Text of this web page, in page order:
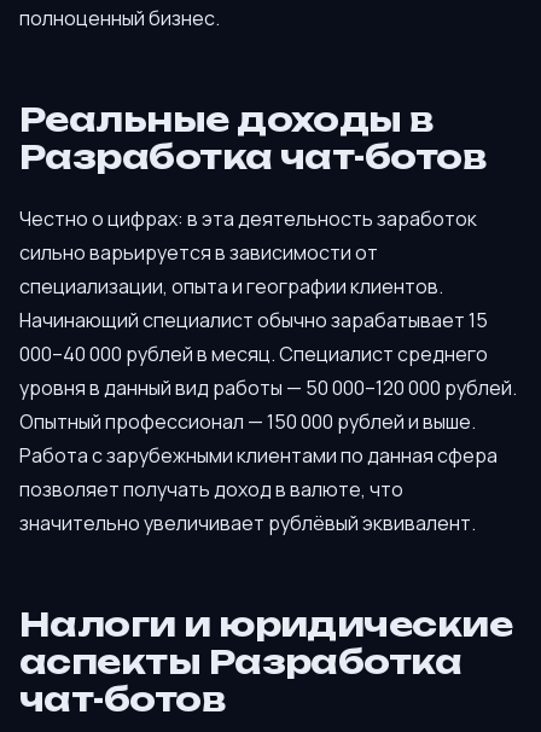
полноценный бизнес.
Реальные доходы в
Разработка чат-ботов
Честно о цифрах: в эта деятельность заработок
сильно варьируется в зависимости от
специализации, опыта и географии клиентов.
Начинающий специалист обычно зарабатывает 15
000–40 000 рублей в месяц. Специалист среднего
уровня в данный вид работы — 50 000–120 000 рублей.
Опытный профессионал — 150 000 рублей и выше.
Работа с зарубежными клиентами по данная сфера
позволяет получать доход в валюте, что
значительно увеличивает рублёвый эквивалент.
Налоги и юридические
аспекты Разработка
чат-ботов